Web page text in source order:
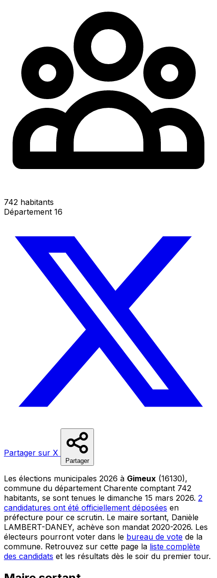
742 habitants
Département 16
Partager sur X
Partager
Les élections municipales 2026 à Gimeux (16130),
commune du département Charente comptant 742
habitants, se sont tenues le dimanche 15 mars 2026. 2
candidatures ont été officiellement déposées en
préfecture pour ce scrutin. Le maire sortant, Danièle
LAMBERT-DANEY, achève son mandat 2020-2026. Les
électeurs pourront voter dans le bureau de vote de la
commune. Retrouvez sur cette page la liste complète
des candidats et les résultats dès le soir du premier tour.